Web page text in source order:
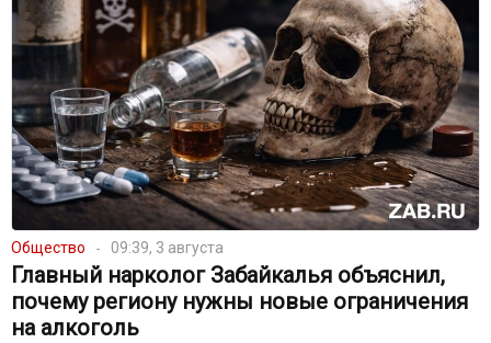
Общество 09:39, 3 августа
Главный нарколог Забайкалья объяснил,
почему региону нужны новые ограничения
на алкоголь